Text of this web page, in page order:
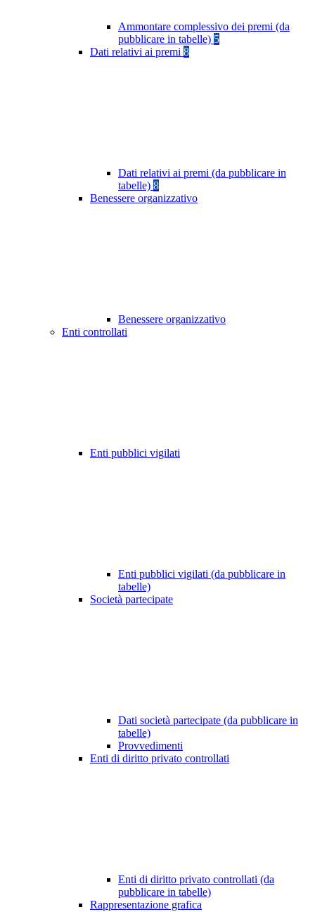
Ammontare complessivo dei premi (da
pubblicare in tabelle) 5
Dati relativi ai premi 8
Dati relativi ai premi (da pubblicare in
tabelle) 8
Benessere organizzativo
Benessere organizzativo
Enti controllati
Enti pubblici vigilati
Enti pubblici vigilati (da pubblicare in
tabelle)
Società partecipate
Dati società partecipate (da pubblicare in
tabelle)
Provvedimenti
Enti di diritto privato controllati
Enti di diritto privato controllati (da
pubblicare in tabelle)
Rappresentazione grafica